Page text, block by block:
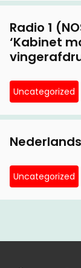
Radio 1
‘Kabinet
Uncategorized
Uncategorized